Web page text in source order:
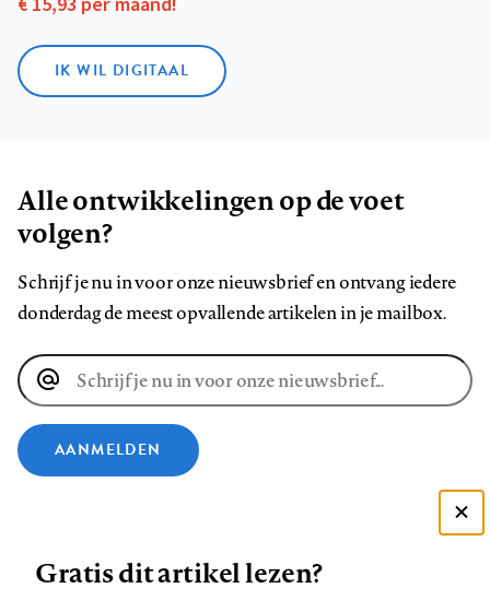
IK WIL DIGITAAL
Alle ontwikkelingen op de voet
volgen?
Schrijf je nu in voor onze nieuwsbrief en ontvang iedere
donderdag de meest opvallende artikelen in je mailbox.
E-
mailadres
AANMELDEN
Zie onze cookie policy
Gratis dit artikel lezen?